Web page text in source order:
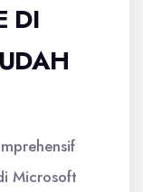
DI
Microsoft